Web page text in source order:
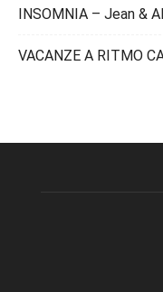
INSOMNIA – Jean &
VACANZE A RITMO